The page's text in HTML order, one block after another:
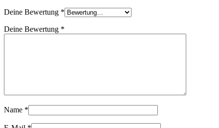
Deine Bewertung *
Deine Bewertung *
Name *